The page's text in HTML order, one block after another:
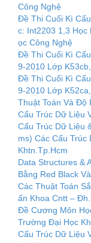
Công Nghệ
Đề Thi Cuối Kì
c: Int2203 1,3 Học
ọc Công Nghệ
Đề Thi Cuối Kì
9-2010 Lớp
Đề Thi Cuối Kì
9-2010 Lớp
Thuật Toán Và Độ
Cấu Trúc Dữ Liệu
Cấu Trúc Dữ Liệu
ms) Các Cấu Trúc
Khtn.Tp.Hcm
Data Structures &
Bằng Red Black
Các Thuật Toán
ấn Khoa Cntt –
Đề Cương Môn
Trường Đại Học
Cấu Trúc Dữ Liệu